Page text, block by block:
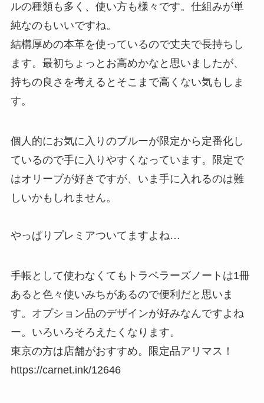
ルの種類も多く、使い方も様々です。仕組みが単
純なのもいいですね。
結構厚めの本革を使っているので丈夫で長持ちし
ます。最初ちょっとお高めかなと思いましたが、
持ちの良さを考えるとそこまで高くない気もしま
す。
個人的にお気に入りのブルーが限定から定番化し
ているので手に入りやすくなっています。限定で
はオリーブが好きですが、いま手に入れるのは難
しいかもしれません。
やっぱりプレミアついてますよね…
手帳として使わなくてもトラベラーズノートは1冊
あると色々使いみちがあるので便利だと思いま
す。オプション品のデザインが好みなんですよね
ー。いろいろそろえたくなります。
東京の方は店舗がおすすめ。限定品アリマス！
https://carnet.ink/12646